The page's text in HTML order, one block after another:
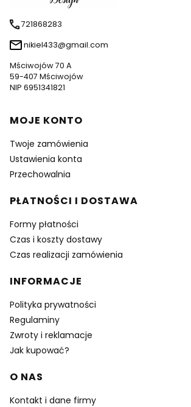
721868283
nikiel433@gmail.com
Mściwojów 70 A
59-407 Mściwojów
NIP 6951341821
Linki w stopce
MOJE KONTO
Twoje zamówienia
Ustawienia konta
Przechowalnia
PŁATNOŚCI I DOSTAWA
Formy płatności
Czas i koszty dostawy
Czas realizacji zamówienia
INFORMACJE
Polityka prywatności
Regulaminy
Zwroty i reklamacje
Jak kupować?
O NAS
Kontakt i dane firmy